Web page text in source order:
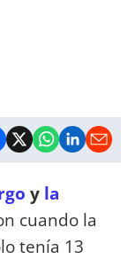
y la
cuando la
tenía 13